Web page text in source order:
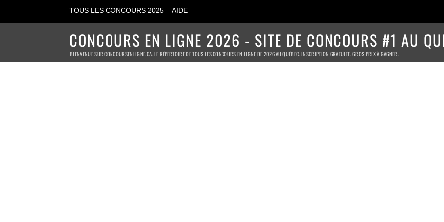
TOUS LES CONCOURS 2025 AIDE
CONCOURS EN LIGNE 2026 - SITE DE CONCOURS #1 AU
BIENVENUE SUR CONCOURSENLIGNE.CA. LE RÉPERTOIRE DE TOUS LES CONCOURS EN LIGNE DE 2026 AU QUÉBEC. INSCRIPTION GRATUITE. GROS PRIX À GAGNER.